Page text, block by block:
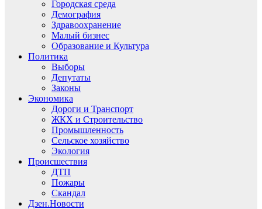
Городская среда
Демография
Здравоохранение
Малый бизнес
Образование и Культура
Политика
Выборы
Депутаты
Законы
Экономика
Дороги и Транспорт
ЖКХ и Строительство
Промышленность
Сельское хозяйство
Экология
Происшествия
ДТП
Пожары
Скандал
Дзен.Новости